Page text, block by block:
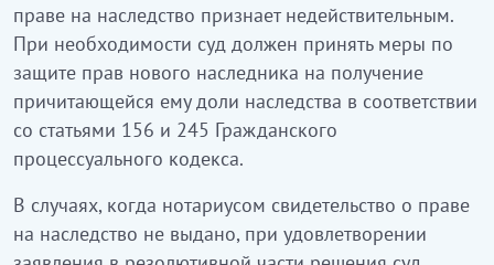
праве на наследство признает недействительным.
При необходимости суд должен принять меры по
защите прав нового наследника на получение
причитающейся ему доли наследства в соответствии
со статьями 156 и 245 Гражданского
процессуального кодекса.
В случаях, когда нотариусом свидетельство о праве
на наследство не выдано, при удовлетворении